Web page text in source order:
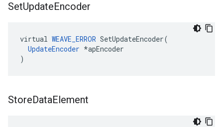
SetUpdateEncoder
virtual WEAVE_ERROR SetUpdateEncoder(
UpdateEncoder *apEncoder
)
StoreDataElement